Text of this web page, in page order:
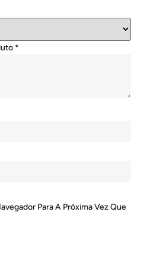
*
Para A Próxima Vez Que